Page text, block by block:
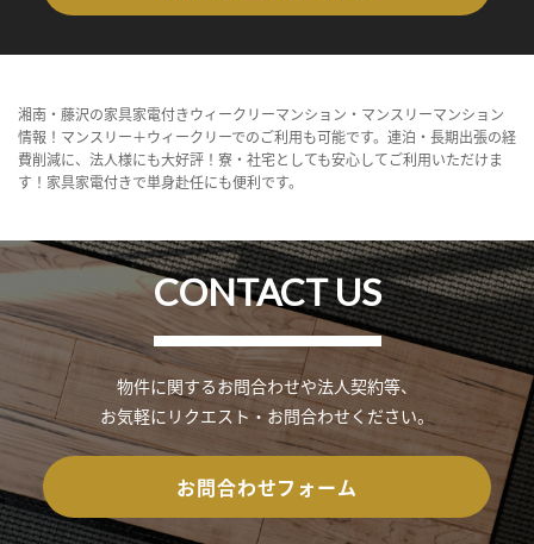
湘南・藤沢の家具家電付きウィークリーマンション・マンスリーマンション
情報！マンスリー＋ウィークリーでのご利用も可能です。連泊・長期出張の経
費削減に、法人様にも大好評！寮・社宅としても安心してご利用いただけま
す！家具家電付きで単身赴任にも便利です。
CONTACT US
物件に関するお問合わせや法人契約等、
お気軽にリクエスト・お問合わせください。
お問合わせフォーム